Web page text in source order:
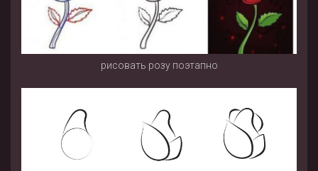
рисовать розу поэтапно